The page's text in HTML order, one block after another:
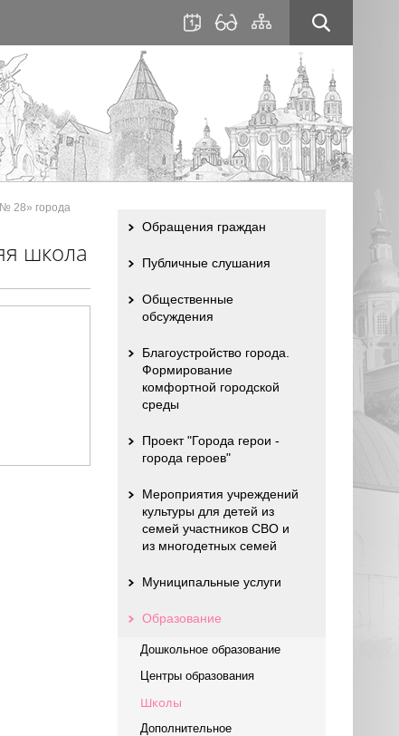
28» города
школа
Обращения граждан
Публичные слушания
Общественные
обсуждения
Благоустройство города.
Формирование
комфортной городской
среды
Проект "Города герои -
города героев"
Мероприятия учреждений
культуры для детей из
семей участников СВО и
из многодетных семей
Муниципальные услуги
Образование
Дошкольное образование
Центры образования
Школы
Дополнительное